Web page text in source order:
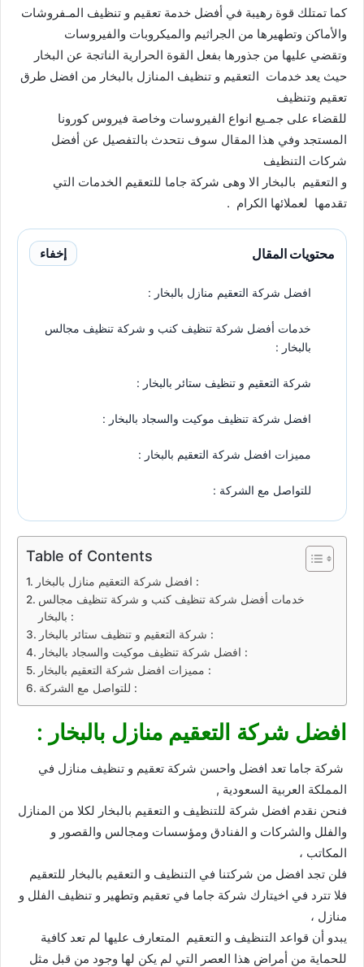
كما تمتلك قوة رهيبة في أفضل خدمة تعقيم و تنظيف المـفروشات
والأماكن وتطهيرها من الجراثيم والميكروبات والفيروسات
وتقضي عليها من جذورها بفعل القوة الحرارية الناتجة عن البخار
حيث يعد خدمات التعقيم و تنظيف المنازل بالبخار من افضل طرق
تعقيم وتنظيف
للقضاء على جمـيع انواع الفيروسات وخاصة فيروس كورونا
المستجد وفي هذا المقال سوف نتحدث بالتفصيل عن أفضل
شركات التنظيف
و التعقيم بالبخار الا وهى شركة جاما للتعقيم الخدمات التي
تقدمها لعملائها الكرام .
محتويات المقال إخفاء
افضل شركة التعقيم منازل بالبخار :
خدمات أفضل شركة تنظيف كنب و شركة تنظيف مجالس
بالبخار :
شركة التعقيم و تنظيف ستائر بالبخار :
افضل شركة تنظيف موكيت والسجاد بالبخار :
مميزات افضل شركة التعقيم بالبخار :
للتواصل مع الشركة :
Table of Contents
افضل شركة التعقيم منازل بالبخار :
خدمات أفضل شركة تنظيف كنب و شركة تنظيف مجالس
بالبخار :
شركة التعقيم و تنظيف ستائر بالبخار :
افضل شركة تنظيف موكيت والسجاد بالبخار :
مميزات افضل شركة التعقيم بالبخار :
للتواصل مع الشركة :
افضل شركة التعقيم منازل بالبخار :
شركة جاما تعد افضل واحسن شركة تعقيم و تنظيف منازل في
المملكة العربية السعودية ,
فنحن نقدم افضل شركة للتنظيف و التعقيم بالبخار لكلا من المنازل
والفلل والشركات و الفنادق ومؤسسات ومجالس والقصور و
المكاتب ،
فلن تجد افضل من شركتنا في التنظيف و التعقيم بالبخار للتعقيم
فلا تترد في اخيتارك شركة جاما في تعقيم وتطهير و تنظيف الفلل و
منازل ،
يبدو أن قواعد التنظيف و التعقيم المتعارف عليها لم تعد كافية
للحماية من أمراض هذا العصر التي لم يكن لها وجود من قبل مثل